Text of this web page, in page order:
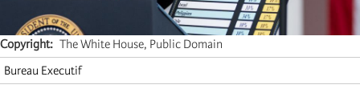
Copyright
The White House, Public Domain
Bureau Executif